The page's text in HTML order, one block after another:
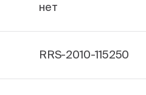
нет
RRS-2010-115250